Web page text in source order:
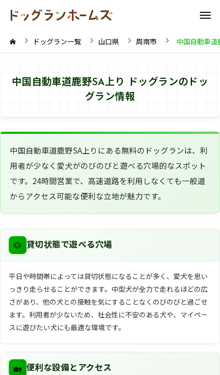
ドッグラン一覧 山口県 周南市 中国自動車道
中国自動車道鹿野SA上り ドッグランのドッ
グラン情報
中国自動車道鹿野SA上りにある無料のドッグランは、利
用者が少なく愛犬がのびのびと遊べる穴場的なスポット
です。24時間営業で、高速道路を利用しなくても一般道
からアクセス可能な便利な立地が魅力です。
🐶 貸切状態で遊べる穴場
平日や時間帯によっては貸切状態になることが多く、愛犬を思い
っきり走らせることができます。中型犬が全力で走れるほどの広
さがあり、他の犬との接触を気にすることなくのびのびと過ごせ
ます。利用者が少ないため、社会性に不安のある犬や、マイペー
スに遊びたい犬にも最適な環境です。
🏡 便利な設備とアクセス